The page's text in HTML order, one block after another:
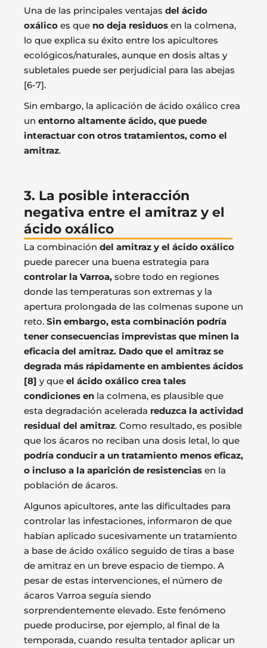
Una de las principales ventajas del ácido
oxálico es que no deja residuos en la colmena,
lo que explica su éxito entre los apicultores
ecológicos/naturales, aunque en dosis altas y
subletales puede ser perjudicial para las abejas
[6-7].
Sin embargo, la aplicación de ácido oxálico crea
un entorno altamente ácido, que puede
interactuar con otros tratamientos, como el
amitraz.
3. La posible interacción
negativa entre el amitraz y el
ácido oxálico
La combinación del amitraz y el ácido oxálico
puede parecer una buena estrategia para
controlar la Varroa, sobre todo en regiones
donde las temperaturas son extremas y la
apertura prolongada de las colmenas supone un
reto. Sin embargo, esta combinación podría
tener consecuencias imprevistas que minen la
eficacia del amitraz. Dado que el amitraz se
degrada más rápidamente en ambientes ácidos
[8] y que el ácido oxálico crea tales
condiciones en la colmena, es plausible que
esta degradación acelerada reduzca la actividad
residual del amitraz. Como resultado, es posible
que los ácaros no reciban una dosis letal, lo que
podría conducir a un tratamiento menos eficaz,
o incluso a la aparición de resistencias en la
población de ácaros.
Algunos apicultores, ante las dificultades para
controlar las infestaciones, informaron de que
habían aplicado sucesivamente un tratamiento
a base de ácido oxálico seguido de tiras a base
de amitraz en un breve espacio de tiempo. A
pesar de estas intervenciones, el número de
ácaros Varroa seguía siendo
sorprendentemente elevado. Este fenómeno
puede producirse, por ejemplo, al final de la
temporada, cuando resulta tentador aplicar un